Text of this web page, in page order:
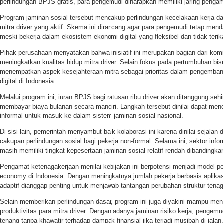
perlindungan BPJS gratis, para pengemudi diharapkan memiliki jaring
Program jaminan sosial tersebut mencakup perlindungan kecelakaan kerja
mitra driver yang aktif. Skema ini dirancang agar para pengemudi tetap
meski bekerja dalam ekosistem ekonomi digital yang fleksibel dan tidak
Pihak perusahaan menyatakan bahwa inisiatif ini merupakan bagian dari
meningkatkan kualitas hidup mitra driver. Selain fokus pada pertumbuhan
menempatkan aspek kesejahteraan mitra sebagai prioritas dalam
digital di Indonesia.
Melalui program ini, iuran BPJS bagi ratusan ribu driver akan ditanggung
membayar biaya bulanan secara mandiri. Langkah tersebut dinilai dapat
informal untuk masuk ke dalam sistem jaminan sosial nasional.
Di sisi lain, pemerintah menyambut baik kolaborasi ini karena dinilai sejalan
cakupan perlindungan sosial bagi pekerja non-formal. Selama ini, sektor
masih memiliki tingkat kepesertaan jaminan sosial relatif rendah
Pengamat ketenagakerjaan menilai kebijakan ini berpotensi menjadi model
economy di Indonesia. Dengan meningkatnya jumlah pekerja berbasis
adaptif dianggap penting untuk menjawab tantangan perubahan struktur
Selain memberikan perlindungan dasar, program ini juga diyakini mampu
produktivitas para mitra driver. Dengan adanya jaminan risiko kerja,
tenang tanpa khawatir terhadap dampak finansial jika terjadi musibah di jalan.